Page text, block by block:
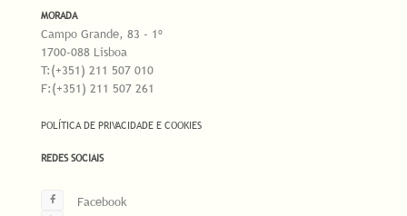
MORADA
Campo Grande, 83 - 1º
1700-088 Lisboa
T:(+351) 211 507 010
F:(+351) 211 507 261
POLÍTICA DE PRIVACIDADE E COOKIES
REDES SOCIAIS
Facebook